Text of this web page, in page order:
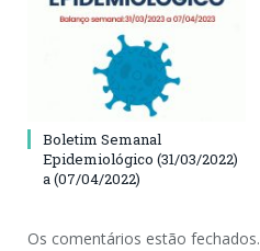
Boletim Semanal
Epidemiológico (31/03/2022)
a (07/04/2022)
Os comentários estão fechados.